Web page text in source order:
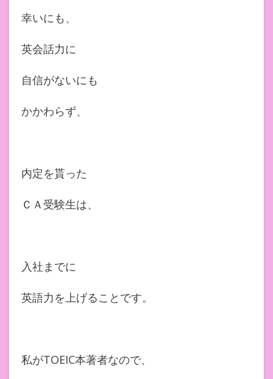
幸いにも、
英会話力に
自信がないにも
かかわらず、
内定を貰った
ＣＡ受験生は、
入社までに
英語力を上げることです。
私がTOEIC本著者なので、